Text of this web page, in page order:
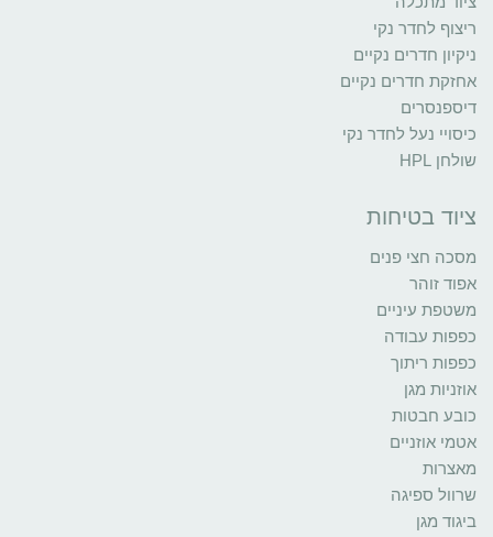
ריצוף לחדר נקי
ניקיון חדרים נקיים
אחזקת חדרים נקיים
דיספנסרים
כיסויי נעל לחדר נקי
שולחן HPL
ציוד בטיחות
מסכה חצי פנים
אפוד זוהר
משטפת עיניים
כפפות עבודה
כפפות ריתוך
אוזניות מגן
כובע חבטות
אטמי אוזניים
מאצרות
שרוול ספיגה
ביגוד מגן